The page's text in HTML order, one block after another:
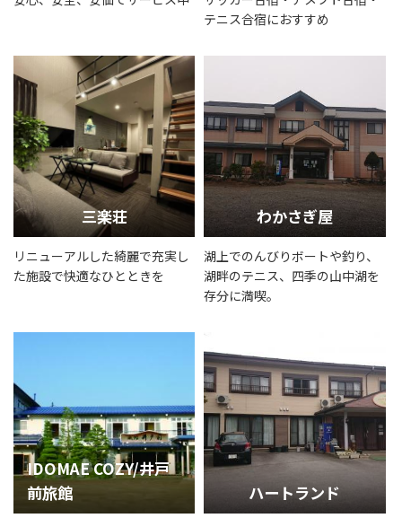
テニス合宿におすすめ
三楽荘
リニューアルした綺麗で充実し
た施設で快適なひとときを
わかさぎ屋
湖上でのんびりボートや釣り、
湖畔のテニス、四季の山中湖を
存分に満喫。
IDOMAE COZY/井戸
前旅館
ハートランド